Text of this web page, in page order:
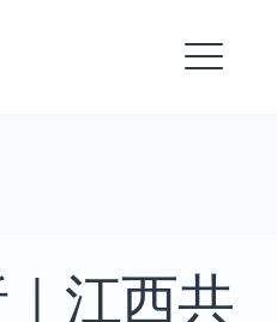
EXPAND
江西共